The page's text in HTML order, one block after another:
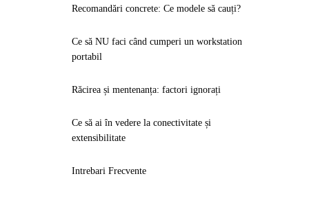
Recomandări concrete: Ce modele să cauți?
Ce să NU faci când cumperi un workstation
portabil
Răcirea și mentenanța: factori ignorați
Ce să ai în vedere la conectivitate și
extensibilitate
Intrebari Frecvente